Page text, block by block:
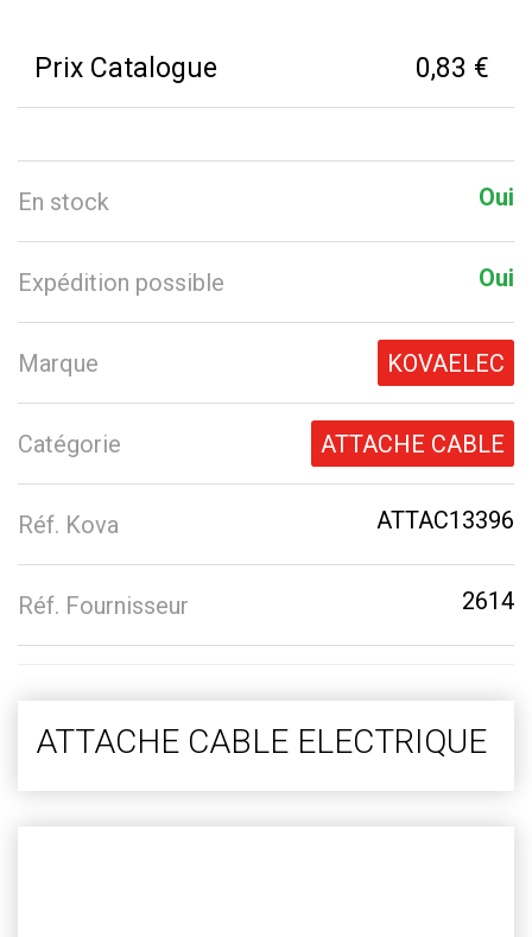
Prix Catalogue 0,83 €
En stock Oui
Expédition possible Oui
Marque KOVAELEC
Catégorie ATTACHE CABLE
Réf. Kova ATTAC13396
Réf. Fournisseur 2614
ATTACHE CABLE ELECTRIQUE